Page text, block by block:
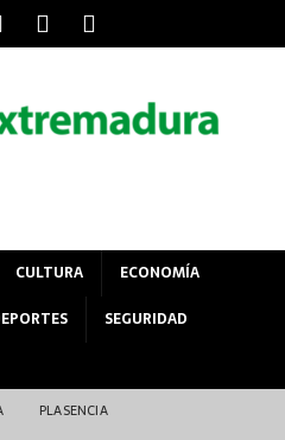
CULTURA
ECONOMÍA
SEGURIDAD
PLASENCIA